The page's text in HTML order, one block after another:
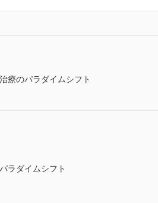
療のパラダイムシフト
ラダイムシフト